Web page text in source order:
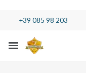
+39 085 98 203